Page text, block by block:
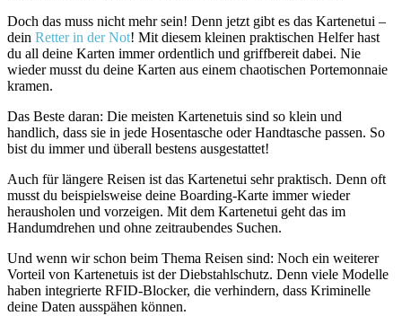
Doch das muss nicht mehr sein! Denn jetzt gibt es das Kartenetui –
dein Retter in der Not! Mit diesem kleinen praktischen Helfer hast
du all deine Karten immer ordentlich und griffbereit dabei. Nie
wieder musst du deine Karten aus einem chaotischen Portemonnaie
kramen.
Das Beste daran: Die meisten Kartenetuis sind so klein und
handlich, dass sie in jede Hosentasche oder Handtasche passen. So
bist du immer und überall bestens ausgestattet!
Auch für längere Reisen ist das Kartenetui sehr praktisch. Denn oft
musst du beispielsweise deine Boarding-Karte immer wieder
herausholen und vorzeigen. Mit dem Kartenetui geht das im
Handumdrehen und ohne zeitraubendes Suchen.
Und wenn wir schon beim Thema Reisen sind: Noch ein weiterer
Vorteil von Kartenetuis ist der Diebstahlschutz. Denn viele Modelle
haben integrierte RFID-Blocker, die verhindern, dass Kriminelle
deine Daten ausspähen können.